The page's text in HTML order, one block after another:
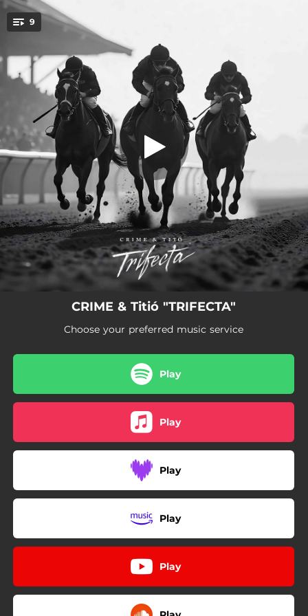
You're all set!
9
03:21
Plazas y Serpientes
Ya'll food for flies (feat. Cres One)
03:43
Círculo de fuego (feat. Lil Aiden)
02:51
Nada más (feat. Dj Neas)
Anillo de oro
02:44
Luces Azules
02:57
SUPERHEAVYWEIGHT (feat. Solo K.OS & Dj Neas)
03:42
My way (feat. Dj Neas)
CRIME & Titió "TRIFECTA"
Choose your preferred music service
Play
Play
Play
Play
Play